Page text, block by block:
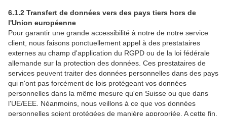
6.1.2 Transfert de données vers des pays tiers hors de
l'Union européenne
Pour garantir une grande accessibilité à notre de notre service
client, nous faisons ponctuellement appel à des prestataires
externes au champ d'application du RGPD ou de la loi fédérale
allemande sur la protection des données. Ces prestataires de
services peuvent traiter des données personnelles dans des pays
qui n'ont pas forcément de lois protégeant vos données
personnelles dans la même mesure qu'en Suisse ou que dans
l'UE/EEE. Néanmoins, nous veillons à ce que vos données
personnelles soient protégées de manière appropriée. A cette fin,